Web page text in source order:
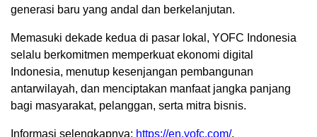
generasi baru yang andal dan berkelanjutan.
Memasuki dekade kedua di pasar lokal, YOFC Indonesia
selalu berkomitmen memperkuat ekonomi digital
Indonesia, menutup kesenjangan pembangunan
antarwilayah, dan menciptakan manfaat jangka panjang
bagi masyarakat, pelanggan, serta mitra bisnis.
Informasi selengkapnya: https://en.yofc.com/.